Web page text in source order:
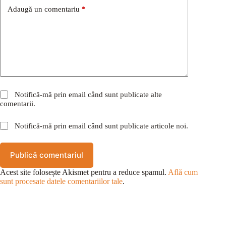
Adaugă un comentariu *
Notifică-mă prin email când sunt publicate alte
comentarii.
Notifică-mă prin email când sunt publicate articole noi.
Publică comentariul
Acest site folosește Akismet pentru a reduce spamul. Află cum
sunt procesate datele comentariilor tale.